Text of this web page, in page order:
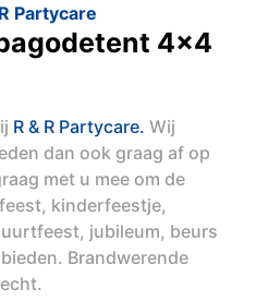
Partycare
4x4
R & R Partycare. Wij
dan ook graag af op
met u mee om de
kinderfeestje,
jubileum, beurs
Brandwerende